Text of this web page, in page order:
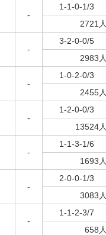
-
1-1-0-1/3
2721人
-
3-2-0-0/5
2983人
-
1-0-2-0/3
2455人
-
1-2-0-0/3
13524人
-
1-1-3-1/6
1693人
-
2-0-0-1/3
3083人
-
1-1-2-3/7
658人